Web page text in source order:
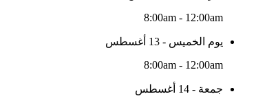
8:00am - 12:00am
يوم الخميس - 13 أغسطس
8:00am - 12:00am
جمعة - 14 أغسطس